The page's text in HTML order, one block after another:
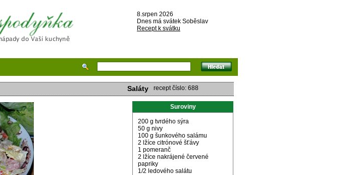
8.srpen 2026
Dnes má svátek Soběslav
Recept k svátku
Saláty recept číslo: 688
Suroviny
200 g tvrdého sýra
50 g nivy
100 g šunkového salámu
2 lžíce citrónové šťávy
1 pomeranč
2 lžíce nakrájené červené
papriky
1/2 ledového salátu